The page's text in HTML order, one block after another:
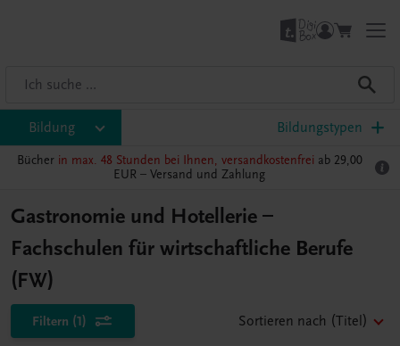
Bildung Bildungstypen
Bücher in max. 48 Stunden bei Ihnen, versandkostenfrei ab 29,00
EUR – Versand und Zahlung
Gastronomie und Hotellerie –
Fachschulen für wirtschaftliche Berufe
(FW)
Filtern (1) Sortieren nach (Titel)